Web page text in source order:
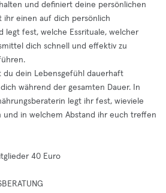
und definiert deine persönlichen
ihr einen auf dich persönlich
legt fest, welche Essrituale, welcher
dich schnell und effektiv zu
du dein Lebensgefühl dauerhaft
während der gesamten Dauer. In
legt ihr fest, wieviele
und in welchem Abstand ihr euch treffen
40 Euro